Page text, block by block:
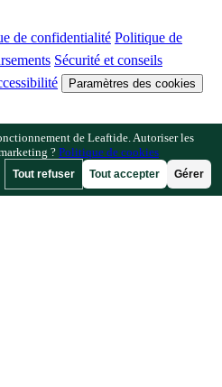
de confidentialité Politique de
Sécurité et conseils
Paramètres des cookies
Guide du planificateur Bibliothèque
de Leaftide. Autoriser les
?Politique de cookies
Tout refuser Tout accepter Gérer